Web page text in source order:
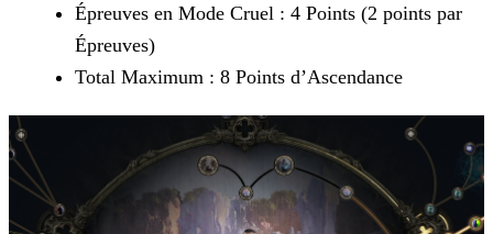
Épreuves en Mode Cruel : 4 Points (2 points par
Épreuves)
Total Maximum : 8 Points d’Ascendance